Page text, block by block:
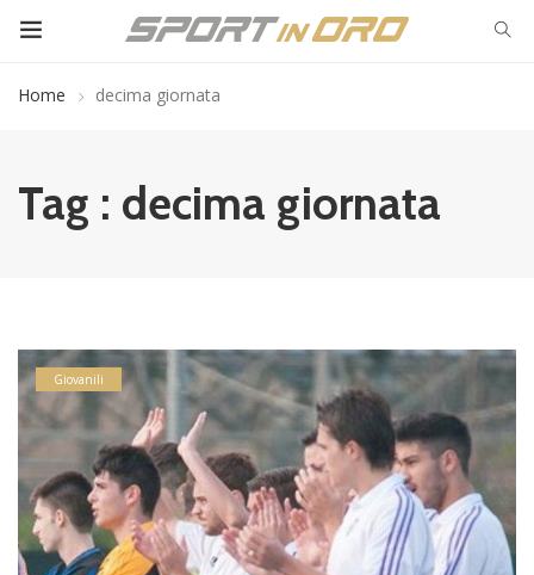
Home decima giornata
Tag : decima giornata
Giovanili